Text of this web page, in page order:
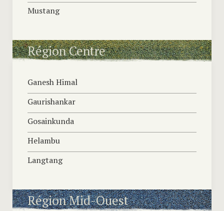
Mustang
Région Centre
Ganesh Himal
Gaurishankar
Gosainkunda
Helambu
Langtang
Région Mid-Ouest